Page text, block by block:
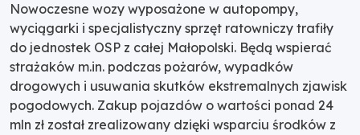
Nowoczesne wozy wyposażone w autopompy,
wyciągarki i specjalistyczny sprzęt ratowniczy trafiły
do jednostek OSP z całej Małopolski. Będą wspierać
strażaków m.in. podczas pożarów, wypadków
drogowych i usuwania skutków ekstremalnych zjawisk
pogodowych. Zakup pojazdów o wartości ponad 24
mln zł został zrealizowany dzięki wsparciu środków z